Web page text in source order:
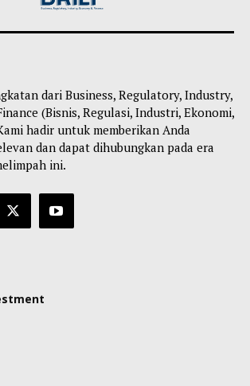
dari Business, Regulatory, Industry,
(Bisnis, Regulasi, Industri, Ekonomi,
hadir untuk memberikan Anda
dan dapat dihubungkan pada era
ini.